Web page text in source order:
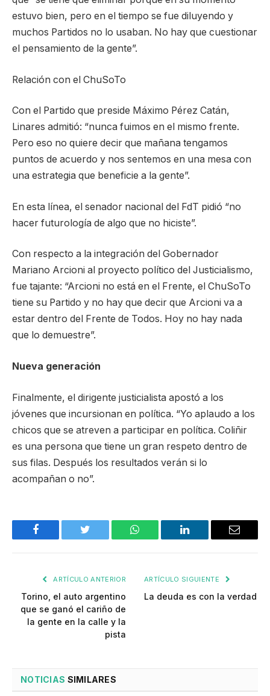
estuvo bien, pero en el tiempo se fue diluyendo y
muchos Partidos no lo usaban. No hay que cuestionar
el pensamiento de la gente”.
Relación con el ChuSoTo
Con el Partido que preside Máximo Pérez Catán,
Linares admitió: “nunca fuimos en el mismo frente.
Pero eso no quiere decir que mañana tengamos
puntos de acuerdo y nos sentemos en una mesa con
una estrategia que beneficie a la gente”.
En esta línea, el senador nacional del FdT pidió “no
hacer futurología de algo que no hiciste”.
Con respecto a la integración del Gobernador
Mariano Arcioni al proyecto político del Justicialismo,
fue tajante: “Arcioni no está en el Frente, el ChuSoTo
tiene su Partido y no hay que decir que Arcioni va a
estar dentro del Frente de Todos. Hoy no hay nada
que lo demuestre”.
Nueva generación
Finalmente, el dirigente justicialista apostó a los
jóvenes que incursionan en política. “Yo aplaudo a los
chicos que se atreven a participar en política. Coliñir
es una persona que tiene un gran respeto dentro de
sus filas. Después los resultados verán si lo
acompañan o no”.
Facebook Twitter WhatsApp LinkedIn Email
ARTÍCULO ANTERIOR
Torino, el auto argentino
que se ganó el cariño de
la gente en la calle y la
pista
ARTÍCULO SIGUIENTE
La deuda es con la verdad
NOTICIAS SIMILARES